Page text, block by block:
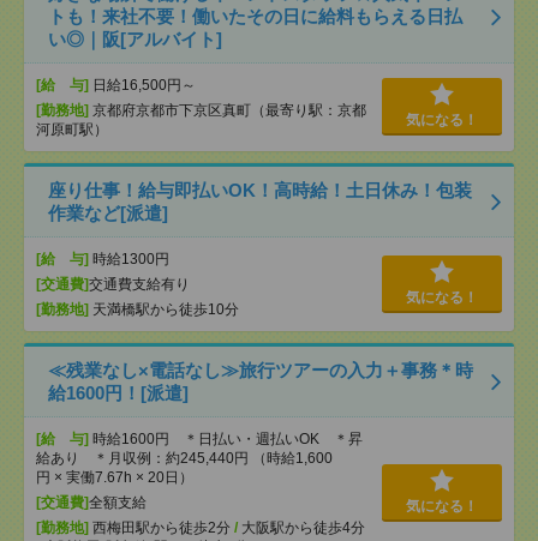
トも！来社不要！働いたその日に給料もらえる日払
い◎｜阪[アルバイト]
[給 与] 日給16,500円～
[勤務地] 京都府京都市下京区真町（最寄り駅：京都
河原町駅）
気になる！
座り仕事！給与即払いOK！高時給！土日休み！包装
作業など[派遣]
[給 与] 時給1300円
[交通費]交通費支給有り
[勤務地] 天満橋駅から徒歩10分
気になる！
≪残業なし×電話なし≫旅行ツアーの入力＋事務＊時
給1600円！[派遣]
[給 与] 時給1600円 ＊日払い・週払いOK ＊昇
給あり ＊月収例：約245,440円 （時給1,600
円 × 実働7.67h × 20日）
[交通費]全額支給
[勤務地] 西梅田駅から徒歩2分 / 大阪駅から徒歩4分
気になる！